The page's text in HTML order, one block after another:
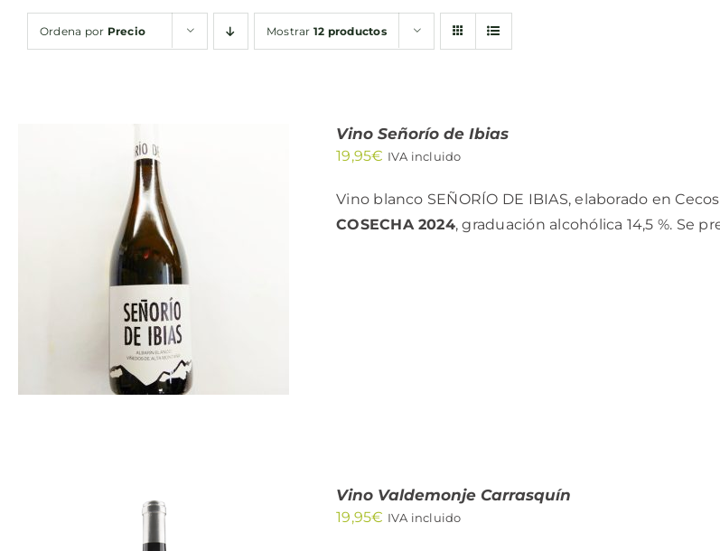
Ordena por Precio Mostrar 12 productos
AÑADIR AL CARRITO
QUICK VIEW
Vino Señorío de Ibias
19,95€ IVA incluido
Vino blanco SEÑORÍO DE IBIAS, elaborado en
COSECHA 2024, graduación alcohólica 14,5 %. Se
Vino Valdemonje Carrasquín
19,95€ IVA incluido